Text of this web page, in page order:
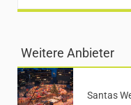
Weitere Anbieter
Santas